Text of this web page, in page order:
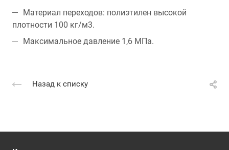
Материал переходов: полиэтилен высокой
плотности 100 кг/м3.
Максимальное давление 1,6 МПа.
Назад к списку